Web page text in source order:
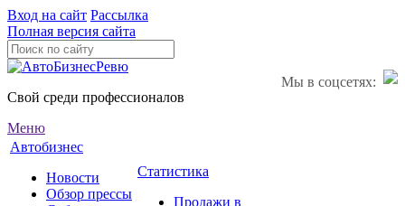
Вход на сайт Рассылка
Полная версия сайта
Мы в соцсетях:
Свой среди профессионалов
Меню
Автобизнес
Новости
Обзор прессы
Статистика
Продажи в